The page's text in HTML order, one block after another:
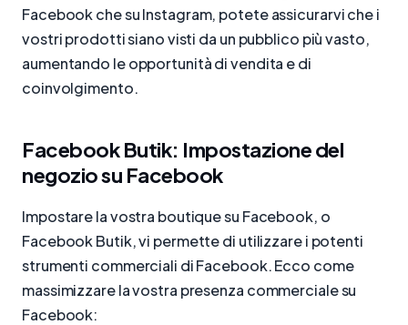
Facebook che su Instagram, potete assicurarvi che i
vostri prodotti siano visti da un pubblico più vasto,
aumentando le opportunità di vendita e di
coinvolgimento.
Facebook Butik: Impostazione del
negozio su Facebook
Impostare la vostra boutique su Facebook, o
Facebook Butik, vi permette di utilizzare i potenti
strumenti commerciali di Facebook. Ecco come
massimizzare la vostra presenza commerciale su
Facebook: